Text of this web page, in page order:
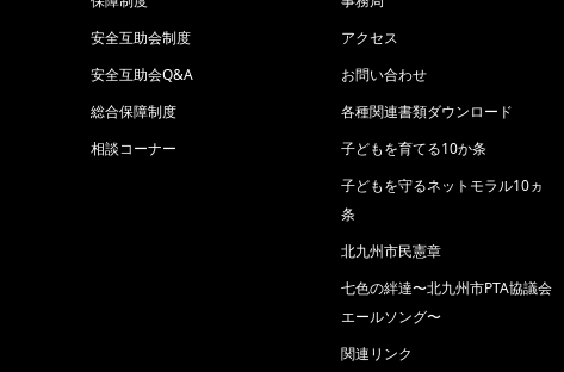
安全互助会制度
安全互助会Q&A
総合保障制度
相談コーナー
アクセス
お問い合わせ
各種関連書類ダウンロード
子どもを育てる10か条
子どもを守るネットモラル10ヵ
条
北九州市民憲章
七色の絆達〜北九州市PTA協議会
エールソング〜
関連リンク